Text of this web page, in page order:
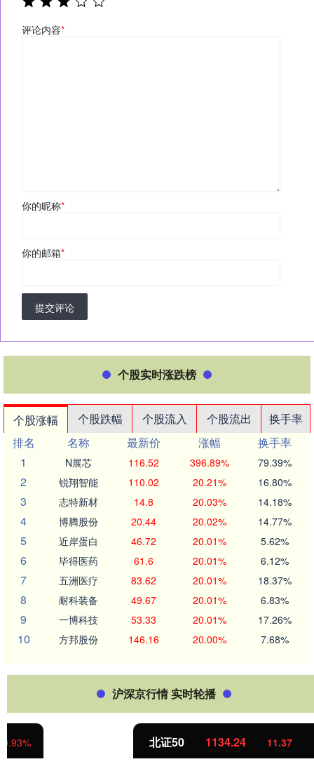
评论内容*
你的昵称*
你的邮箱*
提交评论
个股实时涨跌榜
个股涨幅 个股跌幅 个股流入 个股流出
换手率
排名
名称 最新价 涨幅
换手率
1
N展芯 116.52 396.89% 79.39%
2 锐翔智能 110.02 20.21% 16.80%
3 志特新材 14.8 20.03% 14.18%
4 博腾股份 20.44 20.02% 14.77%
5 近岸蛋白 46.72 20.01% 5.62%
6 毕得医药 61.6 20.01% 6.12%
7 五洲医疗 83.62 20.01% 18.37%
8 耐科装备 49.67 20.01% 6.83%
9 一博科技 53.33 20.01% 17.26%
10 方邦股份 146.16 20.00% 7.68%
沪深京行情 实时轮播
1134.24 11.37 1.01%